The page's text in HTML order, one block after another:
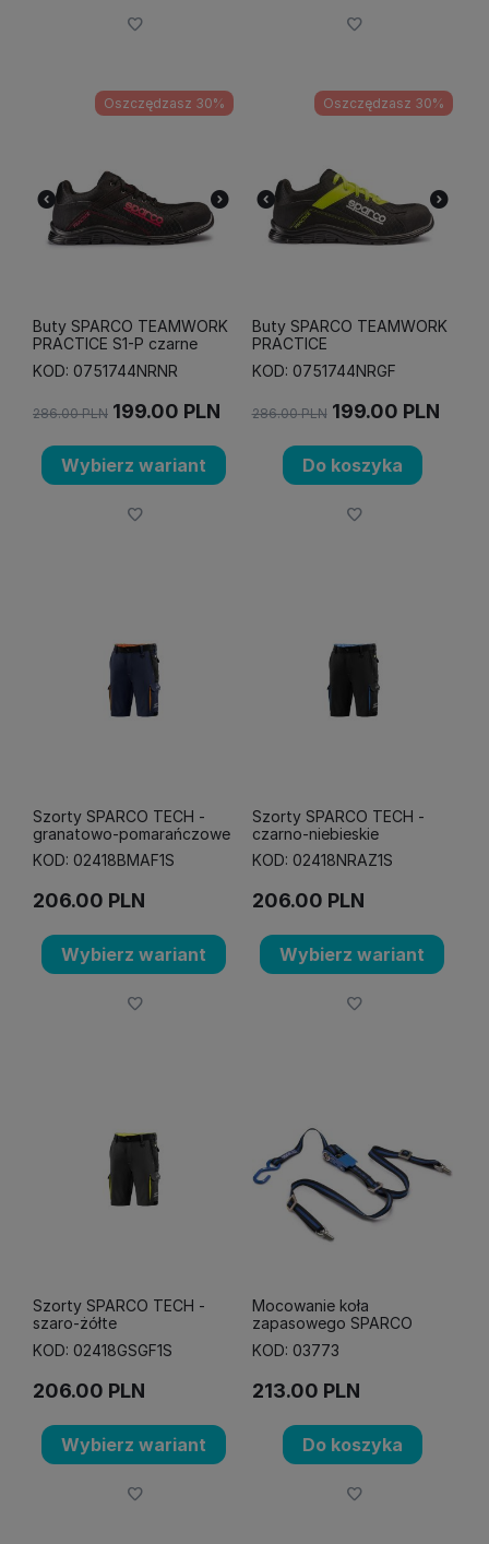
Oszczędzasz 30%
Buty SPARCO TEAMWORK
PRACTICE S1-P czarne
KOD: 0751744NRNR
286.00 PLN 199.00 PLN
Wybierz wariant
Oszczędzasz 30%
Buty SPARCO TEAMWORK
PRACTICE
KOD: 0751744NRGF
286.00 PLN 199.00 PLN
Do koszyka
Szorty SPARCO TECH -
granatowo-pomarańczowe
KOD: 02418BMAF1S
206.00 PLN
Wybierz wariant
Szorty SPARCO TECH -
czarno-niebieskie
KOD: 02418NRAZ1S
206.00 PLN
Wybierz wariant
Szorty SPARCO TECH -
szaro-żółte
KOD: 02418GSGF1S
206.00 PLN
Wybierz wariant
Mocowanie koła
zapasowego SPARCO
KOD: 03773
213.00 PLN
Do koszyka